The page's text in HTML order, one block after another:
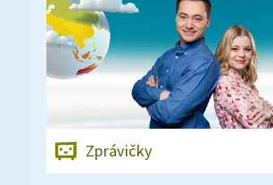
Zprávičky